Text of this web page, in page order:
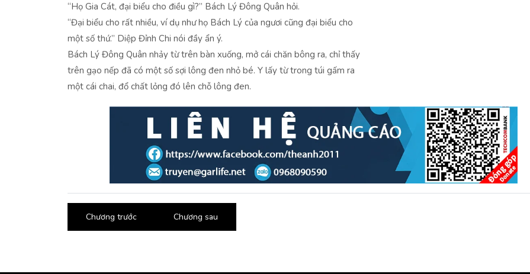
“Họ Gia Cát, đại biểu cho điều gì?” Bách Lý Đông Quân hỏi.
“Đại biểu cho rất nhiều, ví dụ như họ Bách Lý của ngươi cũng đại biểu cho
một số thứ.” Diệp Đỉnh Chi nói đầy ẩn ý.
Bách Lý Đông Quân nhảy từ trên bàn xuống, mở cái chăn bông ra, chỉ thấy
trên gạo nếp đã có một số sợi lông đen nhỏ bé. Y lấy từ trong túi gấm ra
một cái chai, đổ chất lỏng đó lên chỗ lông đen.
Chương trước Chương sau